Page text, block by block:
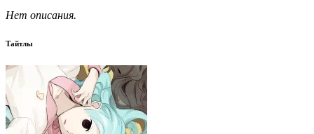
Нет описания.
Тайтлы